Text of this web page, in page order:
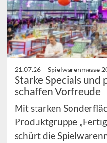
21.07.26 – Spielwarenmesse
Starke Specials
schaffen Vorfreude
Mit starken
Produktgruppe
schürt die